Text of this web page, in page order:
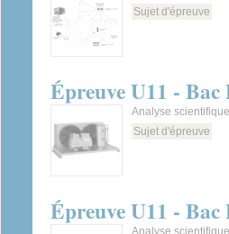
Sujet d'épreuve
Épreuve U11 -
Analyse
Sujet d'épreuve
Épreuve U11 -
Analyse